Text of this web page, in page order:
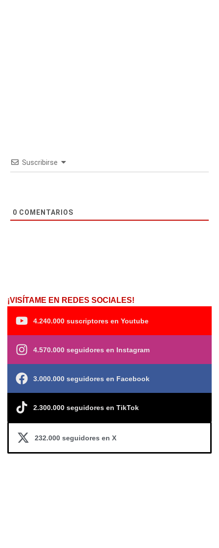
Suscribirse
0 COMENTARIOS
¡VISÍTAME EN REDES SOCIALES!
4.240.000 suscriptores en Youtube
4.570.000 seguidores en Instagram
3.000.000 seguidores en Facebook
2.300.000 seguidores en TikTok
232.000 seguidores en X